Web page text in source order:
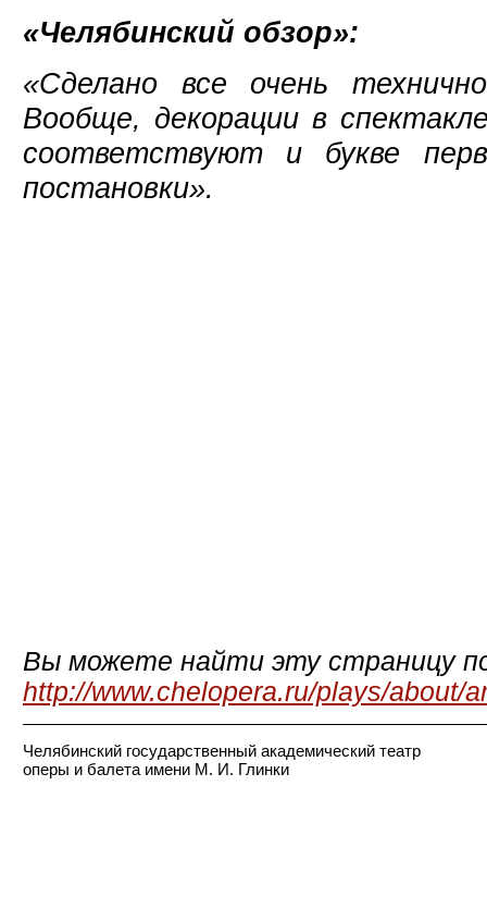
«Челябинский обзор»:
«Сделано все очень
Вообще, декорации в
соответствуют и букве
постановки».
Вы можете найти эту страницу
http://www.chelopera.ru/plays/about/
Челябинский государственный академический театр
оперы и балета имени М. И. Глинки